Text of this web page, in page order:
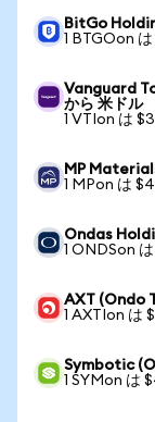
BitGo
1 BTGOon
Vanguard
から 米ドル
1 VTIon は
MP
1 MPon は
Ondas
1 ONDSon
AXT (Ondo
1 AXTIon は
Symbotic
1 SYMon は